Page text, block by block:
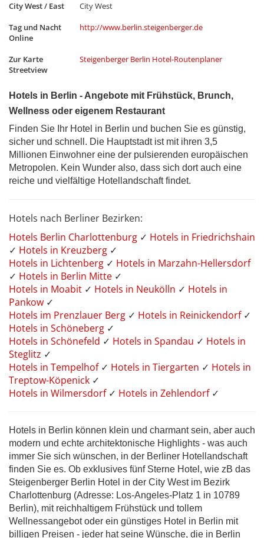
City West / East
City West
Tag und Nacht
Online
http://www.berlin.steigenberger.de
Zur Karte
Streetview
Steigenberger Berlin Hotel-Routenplaner
Hotels in Berlin - Angebote mit Frühstück, Brunch,
Wellness oder eigenem Restaurant
Finden Sie Ihr Hotel in Berlin und buchen Sie es günstig,
sicher und schnell. Die Hauptstadt ist mit ihren 3,5
Millionen Einwohner eine der pulsierenden europäischen
Metropolen. Kein Wunder also, dass sich dort auch eine
reiche und vielfältige Hotellandschaft findet.
Hotels nach Berliner Bezirken:
Hotels Berlin Charlottenburg ✓ Hotels in Friedrichshain
✓ Hotels in Kreuzberg ✓
Hotels in Lichtenberg ✓ Hotels in Marzahn-Hellersdorf
✓ Hotels in Berlin Mitte ✓
Hotels in Moabit ✓ Hotels in Neukölln ✓ Hotels in
Pankow ✓
Hotels im Prenzlauer Berg ✓ Hotels in Reinickendorf ✓
Hotels in Schöneberg ✓
Hotels in Schönefeld ✓ Hotels in Spandau ✓ Hotels in
Steglitz ✓
Hotels in Tempelhof ✓ Hotels in Tiergarten ✓ Hotels in
Treptow-Köpenick ✓
Hotels in Wilmersdorf ✓ Hotels in Zehlendorf✓
Hotels in Berlin können klein und charmant sein, aber auch
modern und echte architektonische Highlights - was auch
immer Sie sich wünschen, in der Berliner Hotellandschaft
finden Sie es. Ob exklusives fünf Sterne Hotel, wie zB das
Steigenberger Berlin Hotel in der City West im Bezirk
Charlottenburg (Adresse: Los-Angeles-Platz 1 in 10789
Berlin), mit reichhaltigem Frühstück und tollem
Wellnessangebot oder ein günstiges Hotel in Berlin mit
billigen Preisen - jeder hat seine Wünsche, die in Berlin